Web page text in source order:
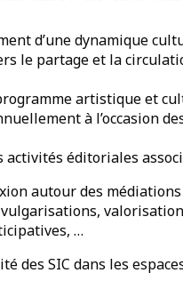
d’une dynamique
le partage et la
artistique et
à l’occasion
activités éditoriales
autour des
…
des SIC dans les